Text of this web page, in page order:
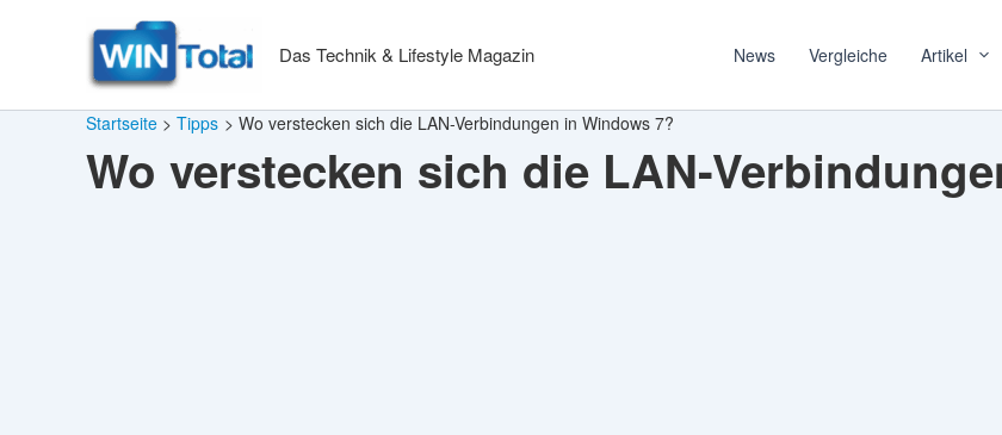
Das Technik & Lifestyle Magazin News Vergleiche Artikel
Startseite Tipps Wo verstecken sich die LAN-Verbindungen in Windows 7?
Wo verstecken sich die LAN-